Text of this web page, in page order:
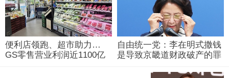
便利店领跑、超市助力…
GS零售营业利润近1100亿
自由统一党：李在明式撒钱
是导致京畿道财政破产的罪